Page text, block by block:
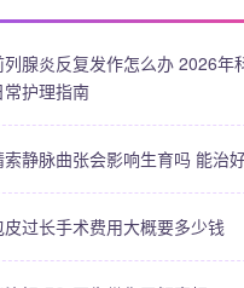
腺炎反复发作怎么办 2026年
护理指南
静脉曲张会影响生育吗 能治
过长手术费用大概要多少钱